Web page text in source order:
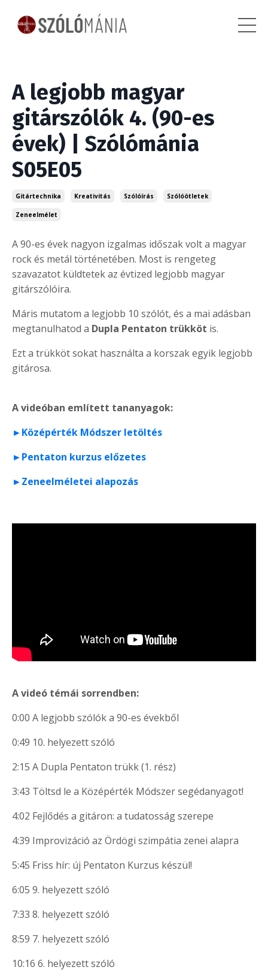
A legjobb magyar
gitárszólók 4. (90-es
évek) | Szólómánia
S05E05
Gitártechnika Kreativitás Szólóírás Szólóötletek
Zeneelmélet
A 90-es évek nagyon izgalmas időszak volt a magyar
rock és metál történetében. Most is rengeteg
szavazatot küldtetek az évtized legjobb magyar
gitárszólóira.
Máris mutatom a legjobb 10 szólót, és a mai adásban
megtanulhatod a Dupla Pentaton trükköt is.
Ezt a trükköt sokat használta a korszak egyik legjobb
gitárosa.
A videóban említett tananyagok:
►Középérték Módszer letöltés
►Pentaton kurzus előzetes
►Zeneelméletei alapozás
A videó témái sorrendben:
0:00 A legjobb szólók a 90-es évekből
0:49 10. helyezett szóló
2:15 A Dupla Pentaton trükk (1. rész)
3:43 Töltsd le a Középérték Módszer segédanyagot!
4:02 Fejlődés a gitáron: a tudatosság szerepe
4:39 Improvizáció az Ördögi szimpátia zenei alapra
5:45 Friss hír: új Pentaton Kurzus készül!
6:05 9. helyezett szóló
7:33 8. helyezett szóló
8:59 7. helyezett szóló
10:16 6. helyezett szóló